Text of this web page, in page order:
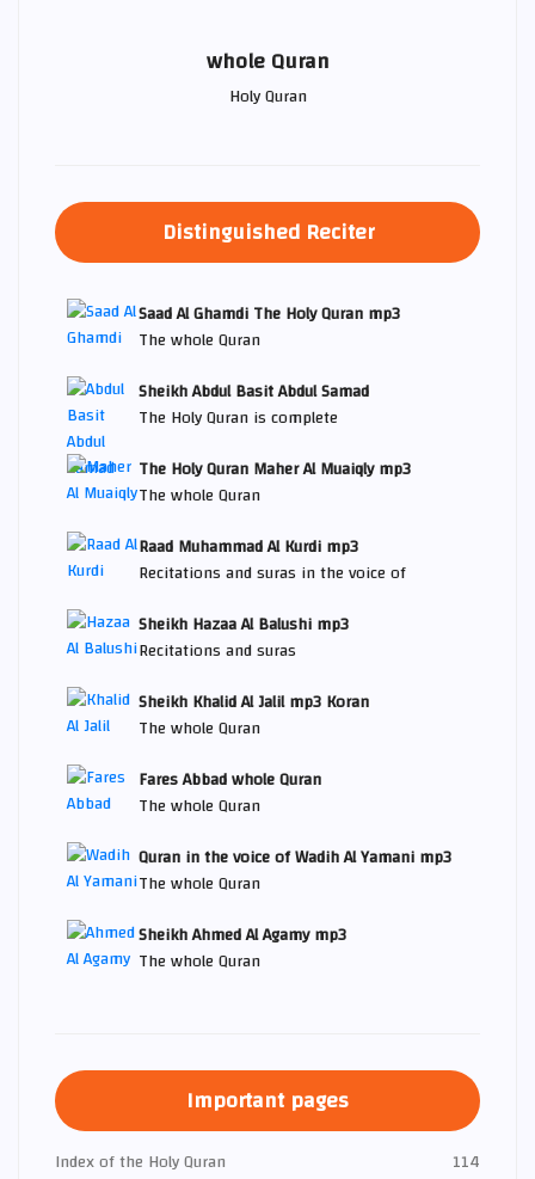
whole Quran
Holy Quran
Distinguished Reciter
Saad Al Ghamdi The Holy Quran mp3
The whole Quran
Sheikh Abdul Basit Abdul Samad
The Holy Quran is complete
The Holy Quran Maher Al Muaiqly mp3
The whole Quran
Raad Muhammad Al Kurdi mp3
Recitations and suras in the voice of
Sheikh Hazaa Al Balushi mp3
Recitations and suras
Sheikh Khalid Al Jalil mp3 Koran
The whole Quran
Fares Abbad whole Quran
The whole Quran
Quran in the voice of Wadih Al Yamani mp3
The whole Quran
Sheikh Ahmed Al Agamy mp3
The whole Quran
Important pages
Index of the Holy Quran
114